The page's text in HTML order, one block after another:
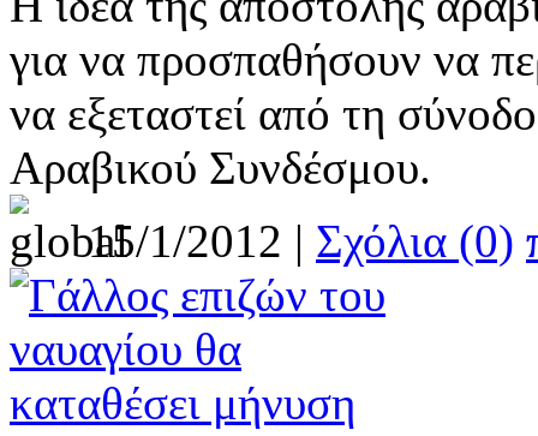
για να προσπαθήσουν να
να εξεταστεί από τη
Αραβικού Συνδέσμου.
15/1/2012 | Σχόλια (0)